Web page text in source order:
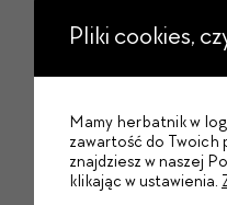
Pliki cookies,
Mamy herbatnik w
zawartość do Twoich
znajdziesz w naszej
klikając w ustawienia.